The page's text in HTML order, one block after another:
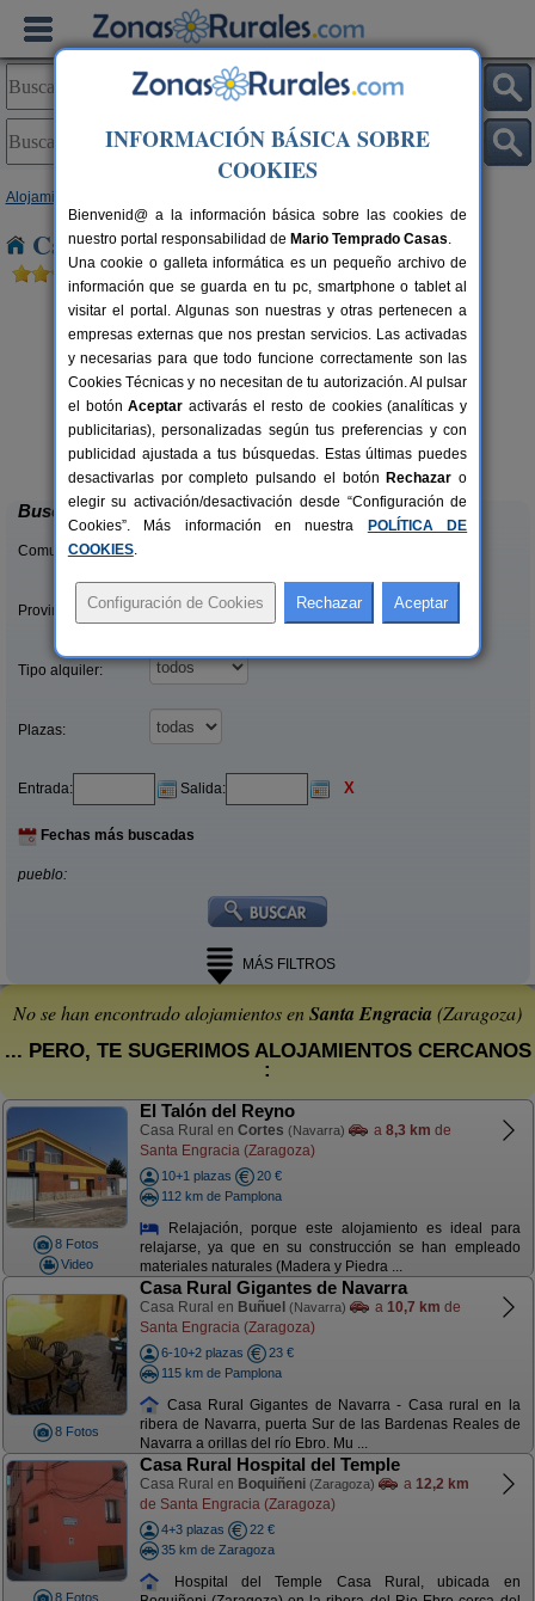
Alojamientos
Casas Rurales cerca de Santa Engracia
6+4 pers.
desde35 €
Casa Rural Cuenta La Leyenda
Bulbuente (Zaragoza)
Buscar
Comunidades:
Provincias/Islas:
Tipo alquiler:
Plazas:
Entrada: Salida: X
Fechas más buscadas
pueblo:
MÁS FILTROS
No se han encontrado alojamientos enSanta Engracia (Zaragoza)
... PERO, TE SUGERIMOS ALOJAMIENTOS CERCANOS
:
8 Fotos
Video
El Talón del Reyno
Casa Rural en Cortes (Navarra) a 8,3 km de
Santa Engracia (Zaragoza)
10+1 plazas
20 €
112 km de Pamplona
Relajación, porque este alojamiento es ideal para
relajarse, ya que en su construcción se han empleado
materiales naturales (Madera y Piedra ...
8 Fotos
Casa Rural Gigantes de Navarra
Casa Rural en Buñuel (Navarra) a 10,7 km de
Santa Engracia (Zaragoza)
6-10+2 plazas
23 €
115 km de Pamplona
Casa Rural Gigantes de Navarra - Casa rural en la
ribera de Navarra, puerta Sur de las Bardenas Reales de
Navarra a orillas del río Ebro. Mu ...
8 Fotos
Casa Rural Hospital del Temple
Casa Rural en Boquiñeni (Zaragoza) a 12,2 km
de Santa Engracia (Zaragoza)
4+3 plazas
22 €
35 km de Zaragoza
Hospital del Temple Casa Rural, ubicada en
INFORMACIÓN BÁSICA SOBRE
COOKIES
Bienvenid@ a la información básica sobre las cookies de
nuestro portal responsabilidad de Mario Temprado Casas.
Una cookie o galleta informática es un pequeño archivo de
información que se guarda en tu pc, smartphone o tablet al
visitar el portal. Algunas son nuestras y otras pertenecen a
empresas externas que nos prestan servicios. Las activadas
y necesarias para que todo funcione correctamente son las
Cookies Técnicas y no necesitan de tu autorización. Al pulsar
el botónAceptar activarás el resto de cookies (analíticas y
publicitarias), personalizadas según tus preferencias y con
publicidad ajustada a tus búsquedas. Estas últimas puedes
desactivarlas por completo pulsando el botón Rechazar o
elegir su activación/desactivación desde “Configuración de
Cookies”. Más información en nuestra
POLÍTICA DE
COOKIES.